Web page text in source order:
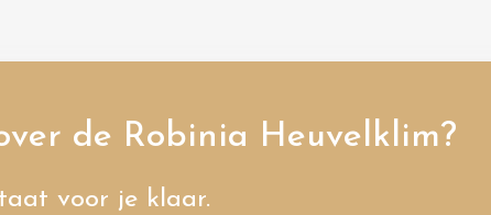
de Robinia Heuvelklim?
voor je klaar.